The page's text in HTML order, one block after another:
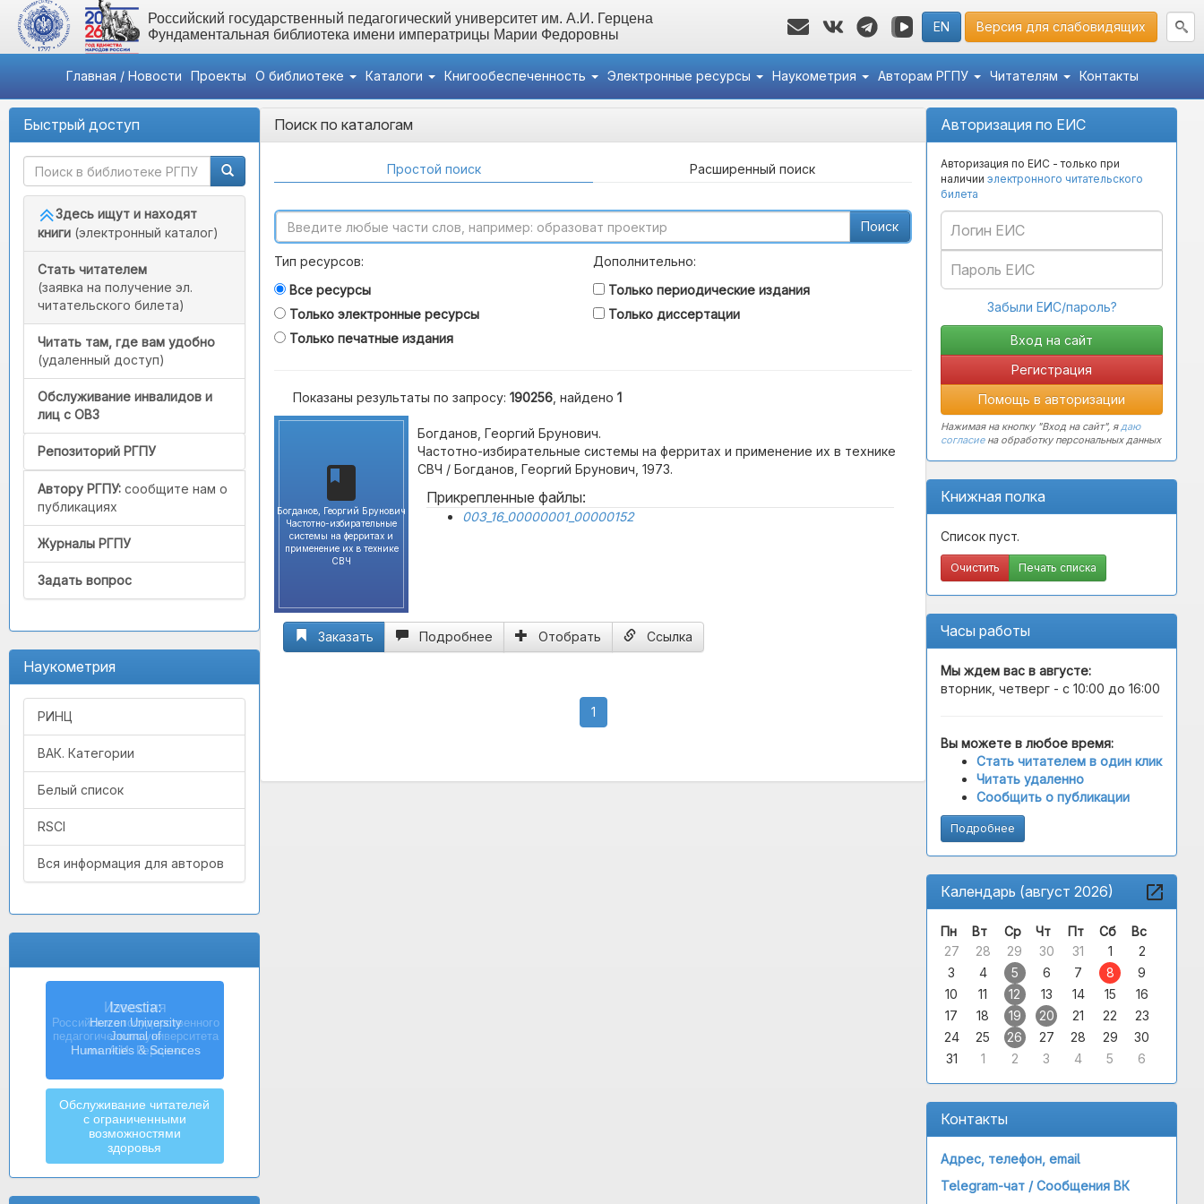
Российский государственный педагогический университет им. А.И. Герцена
Фундаментальная библиотека имени императрицы Марии Федоровны
EN Версия для слабовидящих
Главная / Новости Проекты О библиотеке Каталоги Книгообеспеченность Электронные ресурсы Наукометрия Авторам РГПУ Читателям Контакты
Быстрый доступ
Здесь ищут и находят
книги (электронный каталог)
Стать читателем
(заявка на получение эл.
читательского билета)
Читать там, где вам удобно
(удаленный доступ)
Обслуживание инвалидов и
лиц с ОВЗ
Репозиторий РГПУ
Автору РГПУ: сообщите нам о
публикациях
Журналы РГПУ
Задать вопрос
Наукометрия
РИНЦ
ВАК. Категории
Белый список
RSCI
Вся информация для авторов
Izvestia:
Herzen University
Journal of
Humanities & Sciences
Обслуживание читателей
с ограниченными
возможностями
здоровья
Авторизация по ЕИС
Авторизация по ЕИС - только при
наличии электронного читательского
билета
Забыли ЕИС/пароль?
Регистрация
Помощь в авторизации
Нажимая на кнопку "Вход на сайт", ядаю
согласиена обработку персональных данных
Книжная полка
Список пуст.
Очистить Печать списка
Часы работы
Мы ждем вас в августе:
вторник, четверг - с 10:00 до 16:00
Вы можете в любое время:
Стать читателем в один клик
Читать удаленно
Сообщить о публикации
Подробнее
Календарь (август 2026)
Пн Вт Ср Чт Пт Сб
Вс
27
28 29 30 31 1
2
3
4 5 6 7 8
9
10
11 12 13 14 15
16
17
18 19 20 21 22
23
24
25 26 27 28 29
30
31
1 2 3 4 5 6
Контакты
Адрес, телефон, email
Telegram-чат /Сообщения ВК
Поиск по каталогам
Простой поиск Расширенный поиск
Поиск
Тип ресурсов:
Все ресурсы
Только электронные ресурсы
Только печатные издания
Дополнительно:
Только периодические издания
Только диссертации
Показаны результаты по запросу: 190256 , найдено 1
Богданов, Георгий Брунович
Частотно-избирательные
системы на ферритах и
применение их в технике
СВЧ
Богданов, Георгий Брунович.
Частотно-избирательные системы на ферритах и применение их в технике
СВЧ / Богданов, Георгий Брунович, 1973.
Прикрепленные файлы:
003_16_00000001_00000152
Заказать Подробнее Отобрать Ссылка
1(current)